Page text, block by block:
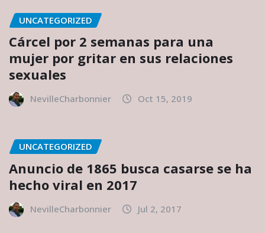
UNCATEGORIZED
Cárcel por 2 semanas para una
mujer por gritar en sus relaciones
sexuales
NevilleCharbonnier Oct 15, 2019
UNCATEGORIZED
Anuncio de 1865 busca casarse se ha
hecho viral en 2017
NevilleCharbonnier Jul 2, 2017